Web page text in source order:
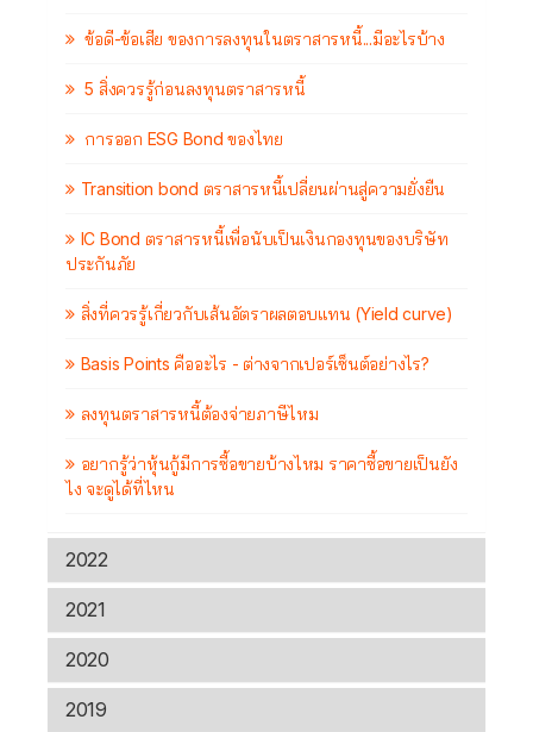
ข้อดี-ข้อเสีย ของการลงทุนในตราสารหนี้...มีอะไรบ้าง
5 สิ่งควรรู้ก่อนลงทุนตราสารหนี้
การออก ESG Bond ของไทย
Transition bond ตราสารหนี้เปลี่ยนผ่านสู่ความยั่งยืน
IC Bond ตราสารหนี้เพื่อนับเป็นเงินกองทุนของบริษัท
ประกันภัย
สิ่งที่ควรรู้เกี่ยวกับเส้นอัตราผลตอบแทน (Yield curve)
Basis Points คืออะไร - ต่างจากเปอร์เซ็นต์อย่างไร?
ลงทุนตราสารหนี้ต้องจ่ายภาษีไหม
อยากรู้ว่าหุ้นกู้มีการซื้อขายบ้างไหม ราคาซื้อขายเป็นยัง
ไง จะดูได้ที่ไหน
2022
2021
2020
2019